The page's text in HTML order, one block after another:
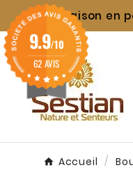
 Livraison en
Accueil
9.9/10
62 AVIS